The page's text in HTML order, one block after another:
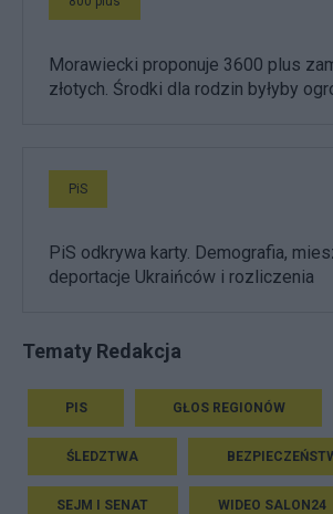
Morawiecki proponuje 3600 plus
złotych. Środki dla rodzin byłyby
PiS
PiS odkrywa karty. Demografia,
deportacje Ukraińców i rozliczenia
Tematy Redakcja
PIS GŁOS REGIONÓW
ŚLEDZTWA
SEJM I SENAT WIDEO SALON24